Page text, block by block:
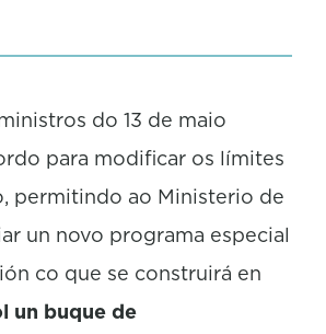
do 13 de maio
para modificar os límites
permitindo ao Ministerio de
un novo programa especial
co que se construirá en
un buque de